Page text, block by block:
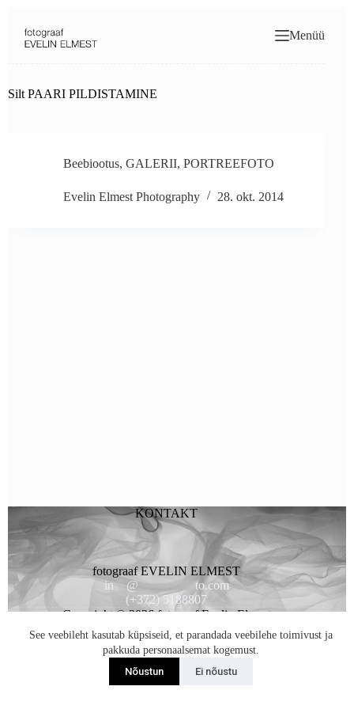
content
See veebileht kasutab küpsiseid, et parandada veebilehe toimivust ja
pakkuda personaalsemat kogemust.
Nõustun
Ei nõustu
Menüü
Silt PAARI PILDISTAMINE
Beebiootus, GALERII, PORTREEFOTO
Evelin Elmest Photography 28. okt. 2014
KONTAKT
fotograaf EVELIN ELMEST
in** @********* to.com
(+372) 5188807
Copyright © 2026 fotogaaf Evelin Elmest